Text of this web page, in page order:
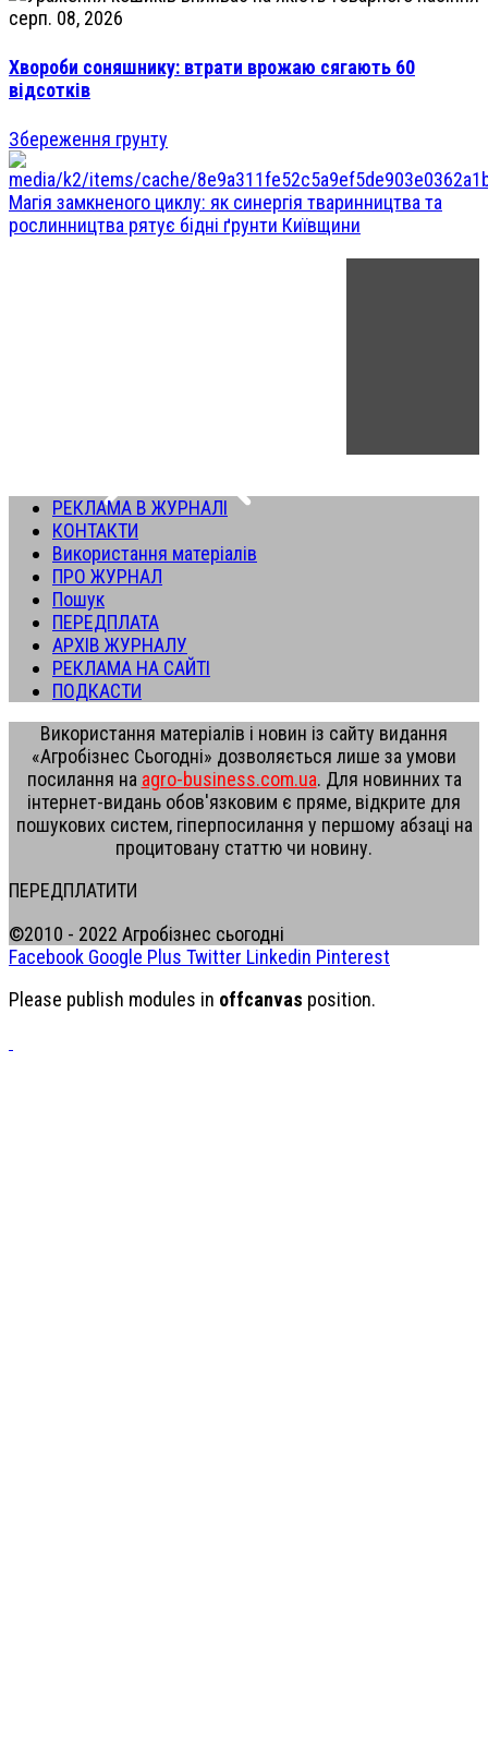
серп. 08, 2026
Хвороби соняшнику: втрати врожаю сягають 60
відсотків
Збереження грунту
Магія замкненого циклу: як синергія тваринництва та
рослинництва рятує бідні ґрунти Київщини
РЕКЛАМА В ЖУРНАЛІ
КОНТАКТИ
Використання матеріалів
ПРО ЖУРНАЛ
Пошук
ПЕРЕДПЛАТА
АРХІВ ЖУРНАЛУ
РЕКЛАМА НА САЙТІ
ПОДКАСТИ
Використання матеріалів і новин із сайту видання
«Агробізнес Сьогодні» дозволяється лише за умови
посилання на agro-business.com.ua. Для новинних та
інтернет-видань обов'язковим є пряме, відкрите для
пошукових систем, гіперпосилання у першому абзаці на
процитовану статтю чи новину.
ПЕРЕДПЛАТИТИ
©2010 - 2022 Агробізнес сьогодні
Facebook Google Plus Twitter Linkedin Pinterest
Please publish modules in offcanvas position.